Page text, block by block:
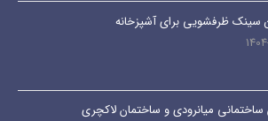
سینک ظرفشویی برای آشپزخانه
میانرودی و ساختمان لاکچری